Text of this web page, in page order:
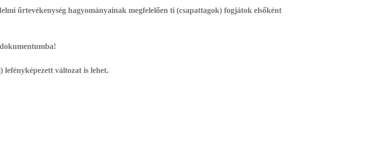
űrtevékenység hagyományainak megfelelően ti (csapattagok) fogjátok elsőként
változat is lehet.